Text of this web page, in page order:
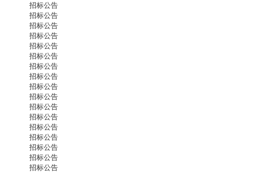
招标公告
招标公告
招标公告
招标公告
招标公告
招标公告
招标公告
招标公告
招标公告
招标公告
招标公告
招标公告
招标公告
招标公告
招标公告
招标公告
招标公告